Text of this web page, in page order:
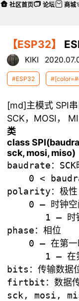
【ESP32】
KIKI
#ESP32
[md]主模式 SPI
SCK，MOSI，
类
class
sck, mosi, miso)
baudrate：SCK
0 <
polarity：极性
0 — 时钟空
1 — 时
phase：相位
0 — 在第一
1 —
bits：传输数据
firtbit：数据传
sck, mosi,
社区首页 论坛 商城